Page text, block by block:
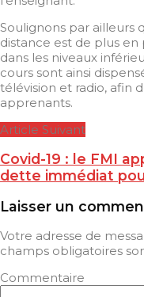
Soulignons par ailleurs
distance est de plus en
dans les niveaux
cours sont ainsi
télévision et radio, afin
apprenants.
Article Suivant
Covid-19 : le FMI
dette immédiat
Laisser un
Votre adresse de
champs obligatoires
Commentaire